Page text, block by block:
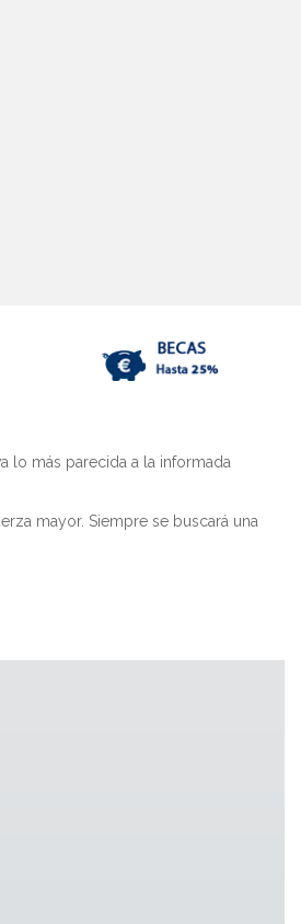
lo más parecida a la informada
mayor. Siempre se buscará una